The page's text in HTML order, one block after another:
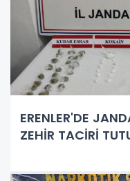
ERENLER'DE
ZEHİR TACİRİ